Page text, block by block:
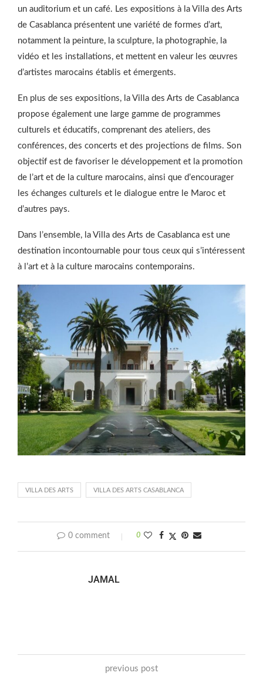
un auditorium et un café. Les expositions à la Villa des Arts
de Casablanca présentent une variété de formes d’art,
notamment la peinture, la sculpture, la photographie, la
vidéo et les installations, et mettent en valeur les œuvres
d’artistes marocains établis et émergents.
En plus de ses expositions, la Villa des Arts de Casablanca
propose également une large gamme de programmes
culturels et éducatifs, comprenant des ateliers, des
conférences, des concerts et des projections de films. Son
objectif est de favoriser le développement et la promotion
de l’art et de la culture marocains, ainsi que d’encourager
les échanges culturels et le dialogue entre le Maroc et
d’autres pays.
Dans l’ensemble, la Villa des Arts de Casablanca est une
destination incontournable pour tous ceux qui s’intéressent
à l’art et à la culture marocains contemporains.
VILLA DES ARTS VILLA DES ARTS CASABLANCA
0 comment 0
JAMAL
previous post